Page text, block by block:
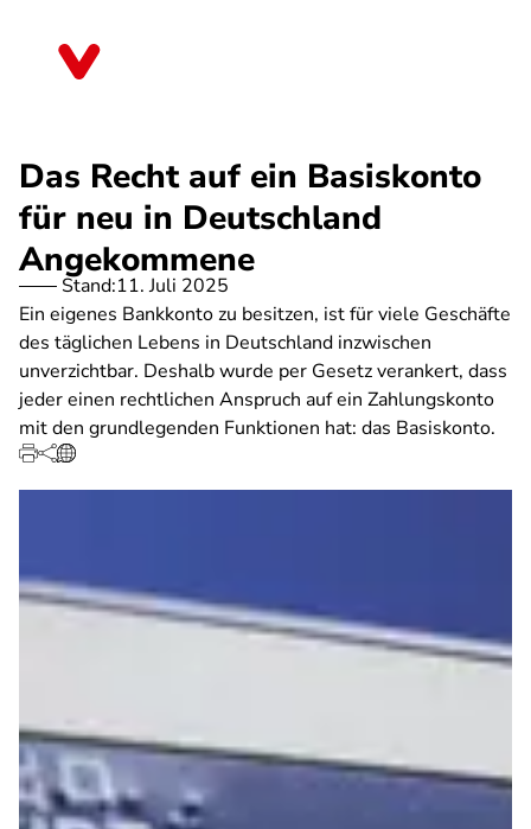
Das Recht auf ein Basiskonto
für neu in Deutschland
Angekommene
Stand:11. Juli 2025
Ein eigenes Bankkonto zu besitzen, ist für viele Geschäfte
des täglichen Lebens in Deutschland inzwischen
unverzichtbar. Deshalb wurde per Gesetz verankert, dass
jeder einen rechtlichen Anspruch auf ein Zahlungskonto
mit den grundlegenden Funktionen hat: das Basiskonto.